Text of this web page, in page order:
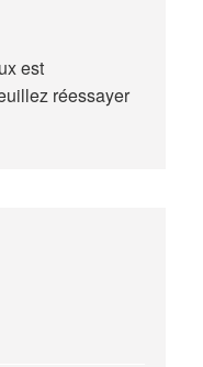
est
réessayer